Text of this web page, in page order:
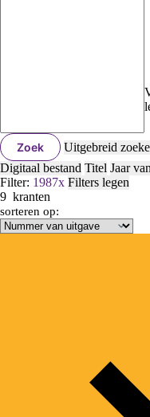
Zoek
Uitgebreid
Digitaal bestand Titel Jaar
Filter: 1987x Filters legen
9 kranten
sorteren op: